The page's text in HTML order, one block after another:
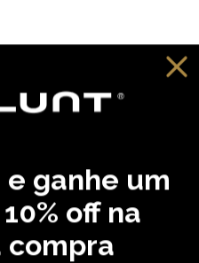
ganhe um
off na
compra
NOSSA NEWSLETTER E
AS ULTIMAS NOVIDADES